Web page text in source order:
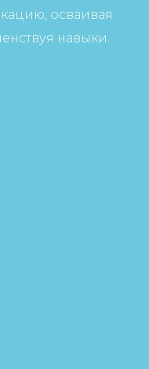
осваивая
навыки.